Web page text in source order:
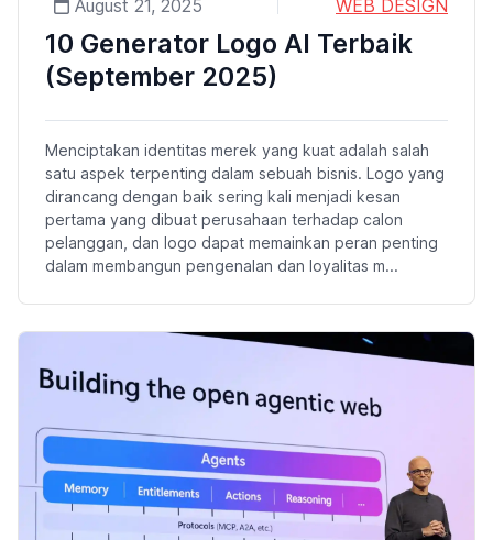
August 21, 2025 WEB DESIGN
10 Generator Logo AI Terbaik
(September 2025)
Menciptakan identitas merek yang kuat adalah salah
satu aspek terpenting dalam sebuah bisnis. Logo yang
dirancang dengan baik sering kali menjadi kesan
pertama yang dibuat perusahaan terhadap calon
pelanggan, dan logo dapat memainkan peran penting
dalam membangun pengenalan dan loyalitas m...